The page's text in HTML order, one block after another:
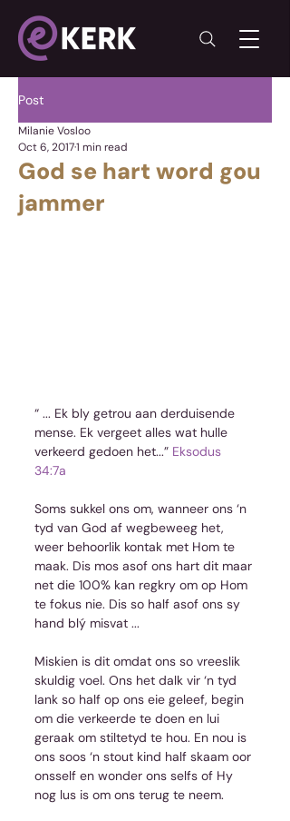
Post
God se hart word gou
jammer
Milanie Vosloo
Oct 6, 20171 min read
“ ... Ek bly getrou aan derduisende
mense. Ek vergeet alles wat hulle
verkeerd gedoen het...” Eksodus
34:7a
Soms sukkel ons om, wanneer ons ‘n
tyd van God af wegbeweeg het,
weer behoorlik kontak met Hom te
maak. Dis mos asof ons hart dit maar
net die 100% kan regkry om op Hom
te fokus nie. Dis so half asof ons sy
hand blý misvat ...
Miskien is dit omdat ons so vreeslik
skuldig voel. Ons het dalk vir ‘n tyd
lank so half op ons eie geleef, begin
om die verkeerde te doen en lui
geraak om stiltetyd te hou. En nou is
ons soos ‘n stout kind half skaam oor
onsself en wonder ons selfs of Hy
nog lus is om ons terug te neem.